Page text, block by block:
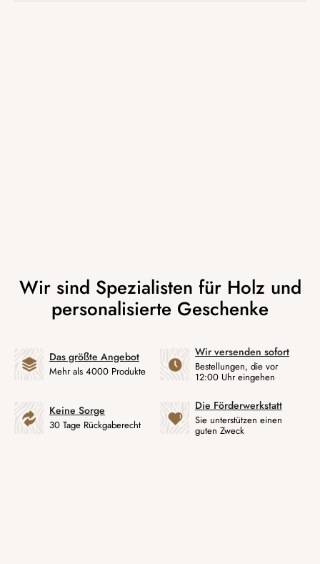
Das größte Angebot
Mehr als 4000 Produkte
Wir versenden sofort
Bestellungen, die vor
12:00 Uhr eingehen
Keine Sorge
30 Tage Rückgaberecht
Die Förderwerkstatt
Sie unterstützen einen
guten Zweck